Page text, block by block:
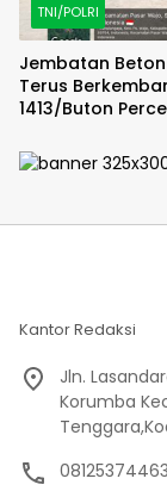
TNI/POLRI
Jembatan
Terus
1413/Buton
Kantor Redaksi
Jln.
Korumba